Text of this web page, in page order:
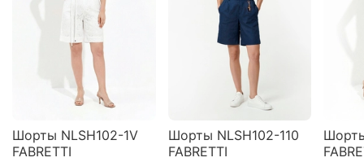
Шорты NLSH102-1V
FABRETTI
Шорты NLSH102-110
FABRETTI